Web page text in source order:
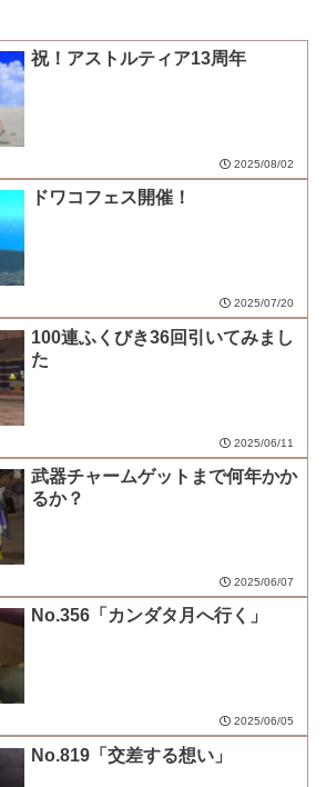
祝！アストルティア13周年
2025/08/02
ドワコフェス開催！
2025/07/20
100連ふくびき36回引いてみまし
た
2025/06/11
武器チャームゲットまで何年かか
るか？
2025/06/07
No.356「カンダタ月へ行く」
2025/06/05
No.819「交差する想い」